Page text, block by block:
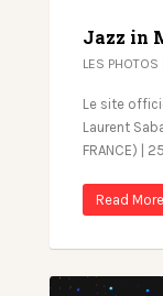
Jazz in
LES PHOTOS
Le site
Laurent
FRANCE) |
Read More